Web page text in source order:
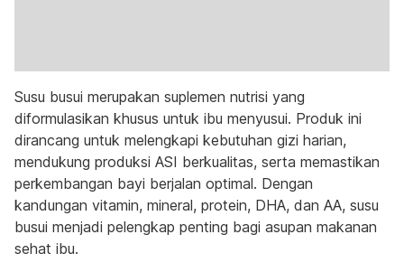
Susu busui merupakan suplemen nutrisi yang
diformulasikan khusus untuk ibu menyusui. Produk ini
dirancang untuk melengkapi kebutuhan gizi harian,
mendukung produksi ASI berkualitas, serta memastikan
perkembangan bayi berjalan optimal. Dengan
kandungan vitamin, mineral, protein, DHA, dan AA, susu
busui menjadi pelengkap penting bagi asupan makanan
sehat ibu.